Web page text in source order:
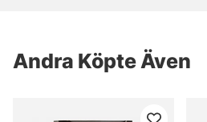
Andra Köpte Även